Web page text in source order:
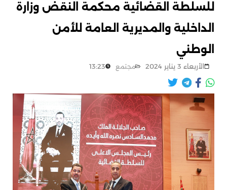
للسلطة القضائية محكمة النقض وزارة
الداخلية والمديرية العامة للأمن
الوطني
الأربعاء 3 يناير 2024 مجتمع 13:23